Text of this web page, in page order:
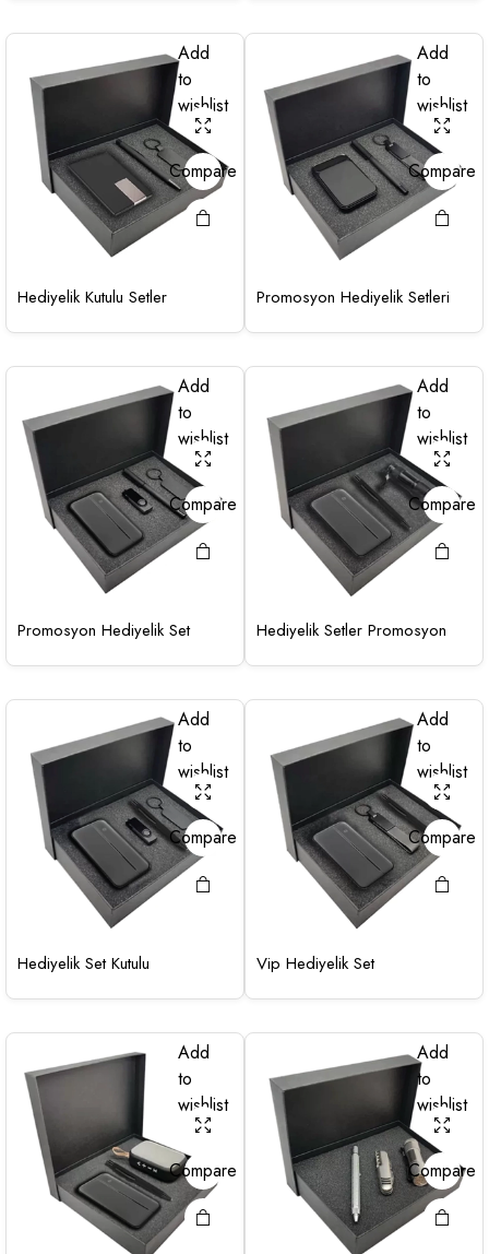
Add
to
wishlist
Compare
Hediyelik Kutulu Setler
Add
to
wishlist
Compare
Promosyon Hediyelik Setleri
Add
to
wishlist
Compare
Promosyon Hediyelik Set
Add
to
wishlist
Compare
Hediyelik Setler Promosyon
Add
to
wishlist
Compare
Hediyelik Set Kutulu
Add
to
wishlist
Compare
Vip Hediyelik Set
Add
to
wishlist
Compare
Add
to
wishlist
Compare